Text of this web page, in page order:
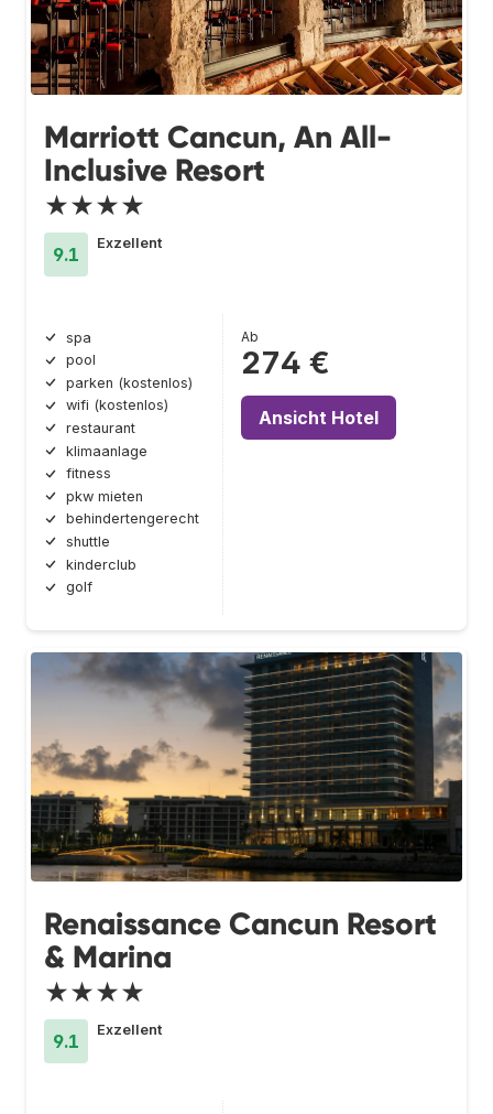
Marriott Cancun, An All-
Inclusive Resort
★★★★
9.1
Exzellent
spa
pool
parken (kostenlos)
wifi (kostenlos)
restaurant
klimaanlage
fitness
pkw mieten
behindertengerecht
shuttle
kinderclub
golf
Ab
274 €
Ansicht Hotel
Renaissance Cancun Resort
& Marina
★★★★
9.1
Exzellent